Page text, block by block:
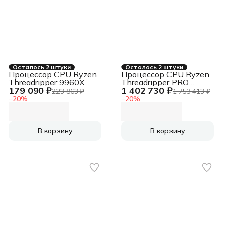
Осталось 2 штуки
179 090 ₽223 863 ₽
−20%
Процессор CPU Ryzen
Threadripper 9960X
CPU Ryzen
Threadripper 9960X
В корзину
Осталось 2 штуки
1 402 730 ₽1 753 413 ₽
−20%
Процессор CPU Ryzen
Threadripper PRO
9995WX CPU Ryzen
Threadripper PRO
В корзину